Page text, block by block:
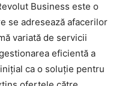
Business este o
se adresează afacerilor
variată de servicii
eficientă a
ca o soluție pentru